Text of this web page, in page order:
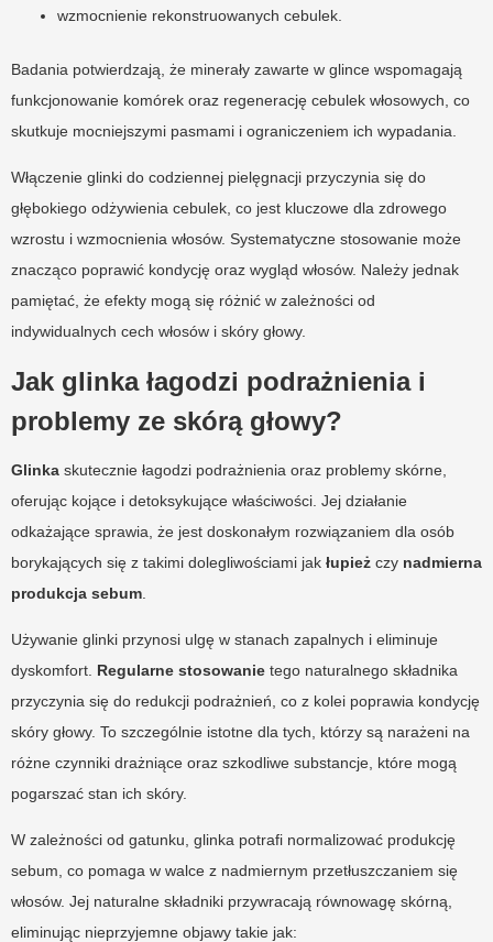
wzmocnienie rekonstruowanych cebulek.
Badania potwierdzają, że minerały zawarte w glince wspomagają
funkcjonowanie komórek oraz regenerację cebulek włosowych, co
skutkuje mocniejszymi pasmami i ograniczeniem ich wypadania.
Włączenie glinki do codziennej pielęgnacji przyczynia się do
głębokiego odżywienia cebulek, co jest kluczowe dla zdrowego
wzrostu i wzmocnienia włosów. Systematyczne stosowanie może
znacząco poprawić kondycję oraz wygląd włosów. Należy jednak
pamiętać, że efekty mogą się różnić w zależności od
indywidualnych cech włosów i skóry głowy.
Jak glinka łagodzi podrażnienia i
problemy ze skórą głowy?
Glinka skutecznie łagodzi podrażnienia oraz problemy skórne,
oferując kojące i detoksykujące właściwości. Jej działanie
odkażające sprawia, że jest doskonałym rozwiązaniem dla osób
borykających się z takimi dolegliwościami jak łupież czy nadmierna
produkcja sebum
Używanie glinki przynosi ulgę w stanach zapalnych i eliminuje
dyskomfort. Regularne stosowanie tego naturalnego składnika
przyczynia się do redukcji podrażnień, co z kolei poprawia kondycję
skóry głowy. To szczególnie istotne dla tych, którzy są narażeni na
różne czynniki drażniące oraz szkodliwe substancje, które mogą
pogarszać stan ich skóry.
W zależności od gatunku, glinka potrafi normalizować produkcję
sebum, co pomaga w walce z nadmiernym przetłuszczaniem się
włosów. Jej naturalne składniki przywracają równowagę skórną,
eliminując nieprzyjemne objawy takie jak: